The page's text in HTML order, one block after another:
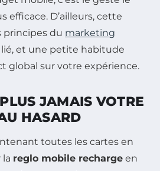
efficace. D’ailleurs, cette
principes du marketing
et une petite habitude
global sur votre expérience.
JAMAIS VOTRE
HASARD
toutes les cartes en
reglo mobile recharge en